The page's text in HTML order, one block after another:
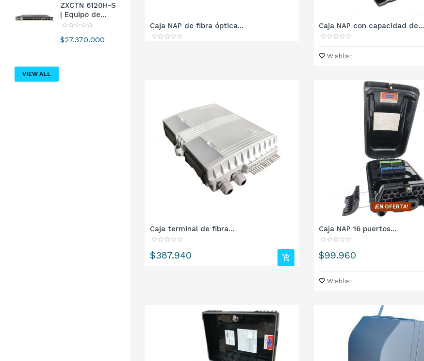
ZXCTN 6120H-S
| Equipo de...
Precio
$27.370.000
VIEW ALL
Caja NAP de fibra óptica... Caja NAP con capacidad de...
Wishlist
Caja terminal de fibra...
Precio
$387.940
¡EN OFERTA!
Caja NAP 16 puertos...
Precio
$99.960
Wishlist